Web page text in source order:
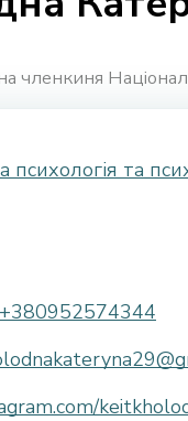
членкиня
психологія та
+380952574344